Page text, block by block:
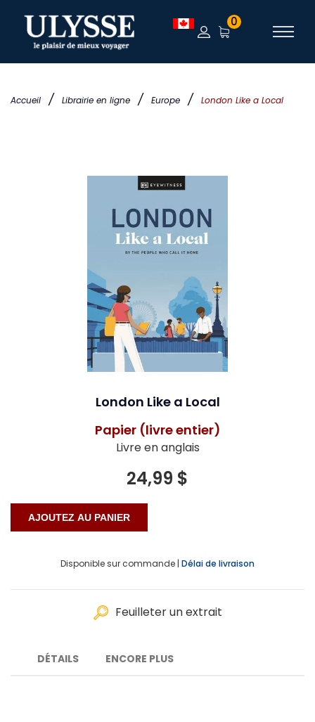
Accueil / Librairie en ligne / Europe / London Like a Local
0
London Like a Local
Papier (livre entier)
Livre en anglais
24,99 $
Disponible sur commande | Délai de livraison
Feuilleter un extrait
DÉTAILS ENCORE PLUS